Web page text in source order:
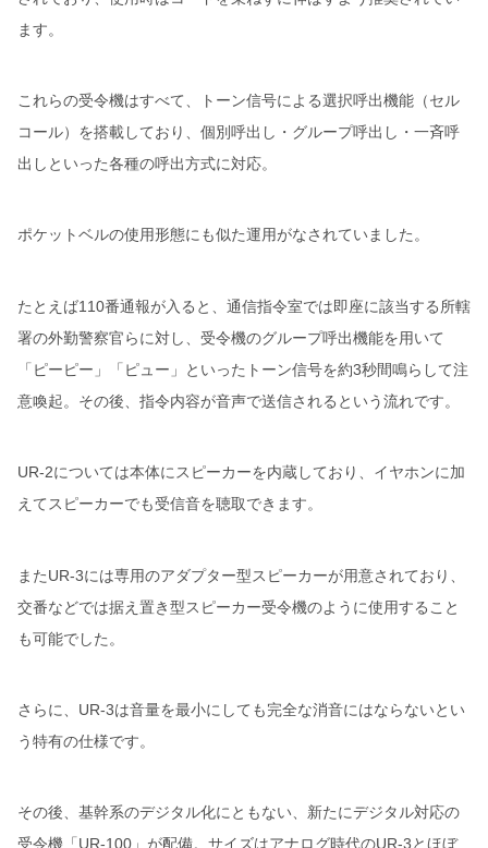
ます。
これらの受令機はすべて、トーン信号による選択呼出機能（セル
コール）を搭載しており、個別呼出し・グループ呼出し・一斉呼
出しといった各種の呼出方式に対応。
ポケットベルの使用形態にも似た運用がなされていました。
たとえば110番通報が入ると、通信指令室では即座に該当する所轄
署の外勤警察官らに対し、受令機のグループ呼出機能を用いて
「ピーピー」「ピュー」といったトーン信号を約3秒間鳴らして注
意喚起。その後、指令内容が音声で送信されるという流れです。
UR-2については本体にスピーカーを内蔵しており、イヤホンに加
えてスピーカーでも受信音を聴取できます。
またUR-3には専用のアダプター型スピーカーが用意されており、
交番などでは据え置き型スピーカー受令機のように使用すること
も可能でした。
さらに、UR-3は音量を最小にしても完全な消音にはならないとい
う特有の仕様です。
その後、基幹系のデジタル化にともない、新たにデジタル対応の
受令機「UR-100」が配備。サイズはアナログ時代のUR-3とほぼ